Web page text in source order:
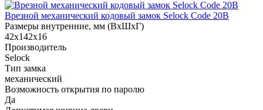
Врезной механический кодовый замок Selock Code 20B
Размеры внутренние, мм (ВхШхГ)
42х142х16
Производитель
Selock
Тип замка
механический
Возможность открытия по паролю
Да